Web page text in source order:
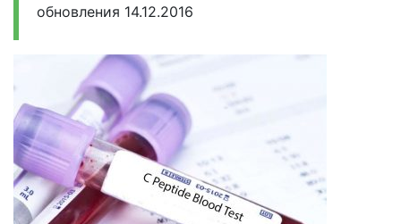
обновления 14.12.2016